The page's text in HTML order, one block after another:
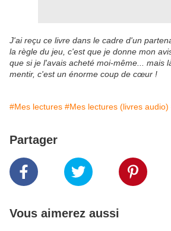
J'ai reçu ce livre dans le cadre d'un
la règle du jeu, c'est que je donne mon
que si je l'avais acheté moi-même... mais
mentir, c'est un énorme coup de cœur !
#Mes lectures #Mes lectures (livres audio)
Partager
Vous aimerez aussi